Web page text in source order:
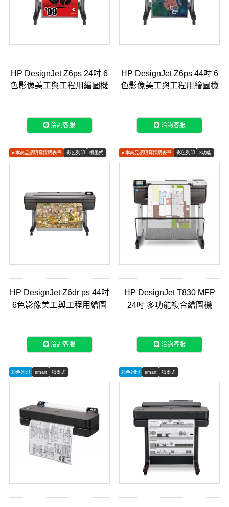
HP DesignJet Z6ps 24吋 6
色影像美工與工程用繪圖機
洽詢客服
HP DesignJet Z6ps 44吋 6
色影像美工與工程用繪圖機
洽詢客服
➤本商品請填寫採購表單 彩色列印 噴墨式
HP DesignJet Z6dr ps 44吋
6色影像美工與工程用繪圖
洽詢客服
➤本商品請填寫採購表單 彩色列印 3功能
HP DesignJet T830 MFP
24吋 多功能複合繪圖機
洽詢客服
彩色列印 smart 噴墨式 彩色列印 smart 噴墨式